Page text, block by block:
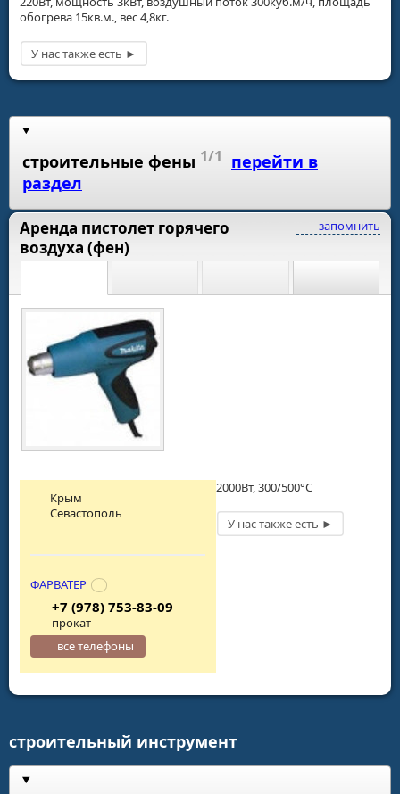
обогрева 15кв.м., вес 4,8кг.
строительные фены 1/1 перейти в
раздел
запомнить
Аренда пистолет горячего
воздуха (фен)
2000Вт, 300/500°С
Крым
Севастополь
ФАРВАТЕР
+7 (978) 753-83-09
прокат
все телефоны
строительный инструмент